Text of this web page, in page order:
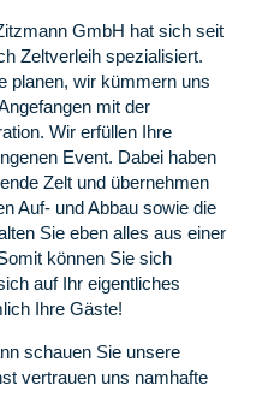
GmbH hat sich seit
Zeltverleih spezialisiert.
planen, wir kümmern uns
mit der
Wir erfüllen Ihre
Event. Dabei haben
Zelt und übernehmen
Auf- und Abbau sowie die
Sie eben alles aus einer
können Sie sich
auf Ihr eigentliches
Ihre Gäste!
schauen Sie unsere
vertrauen uns namhafte